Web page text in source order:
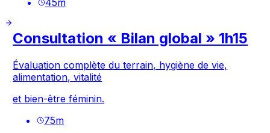
Consultation « Bilan global » 1h15
Évaluation complète du terrain, hygiène de vie,
alimentation, vitalité
et bien-être féminin.
75m